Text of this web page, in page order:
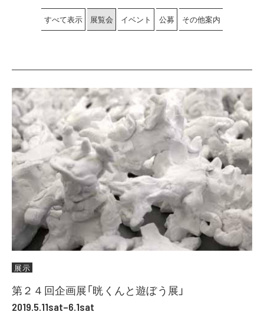
すべて表示 展覧会 イベント 公募 その他案内
展示
第２４回企画展「晄くんと遊ぼう展」
2019.5.11sat–6.1sat